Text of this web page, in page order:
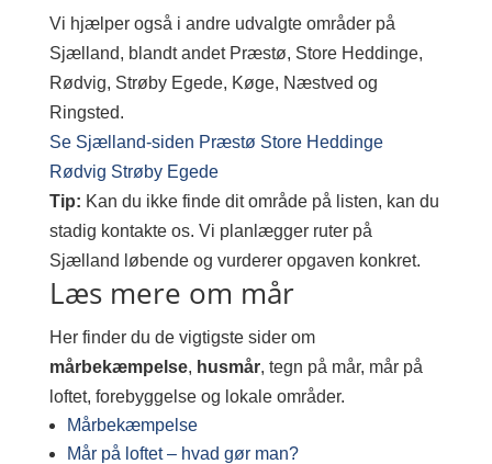
Vi hjælper også i andre udvalgte områder på
Sjælland, blandt andet Præstø, Store Heddinge,
Rødvig, Strøby Egede, Køge, Næstved og
Ringsted.
Se Sjælland-siden Præstø Store Heddinge
Rødvig Strøby Egede
Tip: Kan du ikke finde dit område på listen, kan du
stadig kontakte os. Vi planlægger ruter på
Sjælland løbende og vurderer opgaven konkret.
Læs mere om mår
Her finder du de vigtigste sider om
mårbekæmpelse, husmår, tegn på mår, mår på
loftet, forebyggelse og lokale områder.
Mårbekæmpelse
Mår på loftet – hvad gør man?